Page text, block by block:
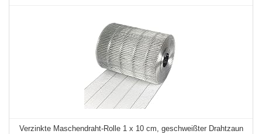
Verzinkte Maschendraht-Rolle 1 x 10 cm, geschweißter Drahtzaun